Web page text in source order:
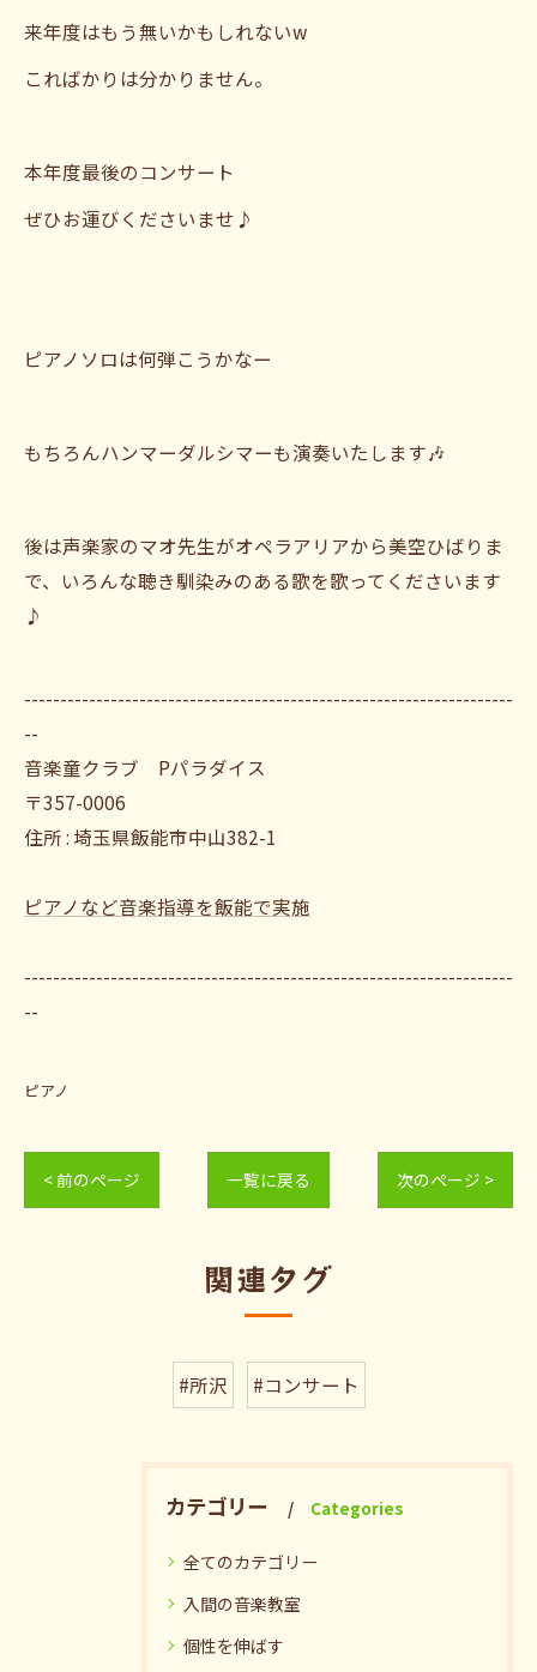
来年度はもう無いかもしれないw
こればかりは分かりません。
本年度最後のコンサート
ぜひお運びくださいませ♪
ピアノソロは何弾こうかなー
もちろんハンマーダルシマーも演奏いたします🎶
後は声楽家のマオ先生がオペラアリアから美空ひばりま
で、いろんな聴き馴染みのある歌を歌ってくださいます
♪
--------------------------------------------------------------------
--
音楽童クラブ Pパラダイス
〒357-0006
住所 : 埼玉県飯能市中山382-1
ピアノなど音楽指導を飯能で実施
--------------------------------------------------------------------
--
ピアノ
< 前のページ 一覧に戻る 次のページ >
関連タグ
#所沢 #コンサート
カテゴリー Categories
全てのカテゴリー
入間の音楽教室
個性を伸ばす